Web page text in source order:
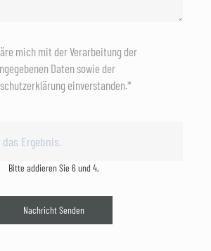
mich mit der Verarbeitung der
Daten sowie der
einverstanden.*
Bitte addieren Sie 6 und 4.
Nachricht Senden